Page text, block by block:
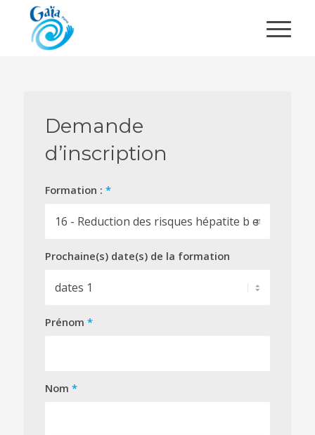
Demande
d’inscription
Formation : *
Prochaine(s) date(s) de la formation
Prénom *
Nom *